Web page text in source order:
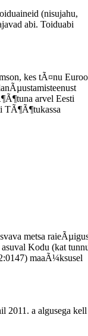
(nisujahu,
abi. Toiduabi
kes tÃ¤nu
arvel Eesti
TÃ¶Ã¶tukassa
metsa
Kodu (kat
maaÃ¼ksusel
2011. a algusega kell